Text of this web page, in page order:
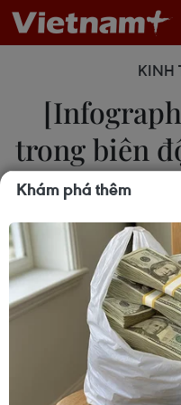
KINH
trong biên
28/
Đồng Bitcoin ngày
biên độ 37.502-
mốc 40.000 USD
nhà giao dịch giảm
Khám phá thêm